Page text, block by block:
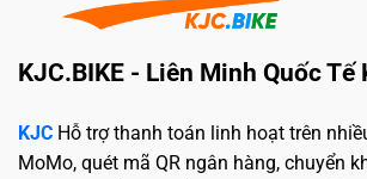
KJC.BIKE - Liên Minh Quốc Tế
KJC Hỗ trợ thanh toán linh hoạt trên
MoMo, quét mã QR ngân hàng, chuyển